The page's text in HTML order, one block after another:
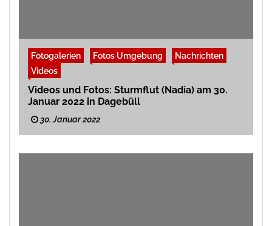
Fotogalerien Fotos Umgebung
Nachrichten
Videos
Videos und Fotos: Sturmflut (Nadia) am 30.
Januar 2022 in Dagebüll
30. Januar 2022